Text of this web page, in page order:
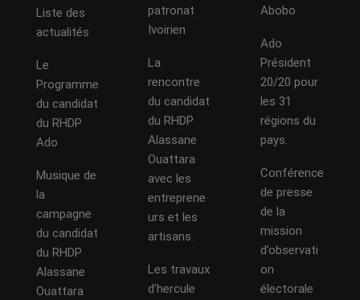
Liste des
actualités
Le
Programme
du candidat
du RHDP
Ado
Musique de
la
campagne
du candidat
du RHDP
Alassane
Ouattara
patronat
Ivoirien
La
rencontre
du candidat
du RHDP
Alassane
Ouattara
avec les
entreprene
urs et les
artisans.
Les travaux
d’hercule
Abobo
Ado
Président
20/20 pour
les 31
régions du
pays.
Conférence
de presse
de la
mission
d’observati
on
électorale